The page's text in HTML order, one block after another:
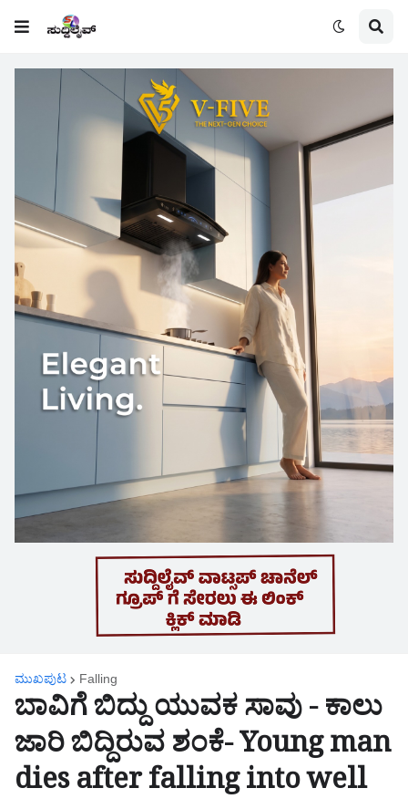
ಮುಖಪುಟ Falling
ಬಾವಿಗೆ ಬಿದ್ದು ಯುವಕ ಸಾವು - ಕಾಲು
ಜಾರಿ ಬಿದ್ದಿರುವ ಶಂಕೆ- Young man
dies after falling into well